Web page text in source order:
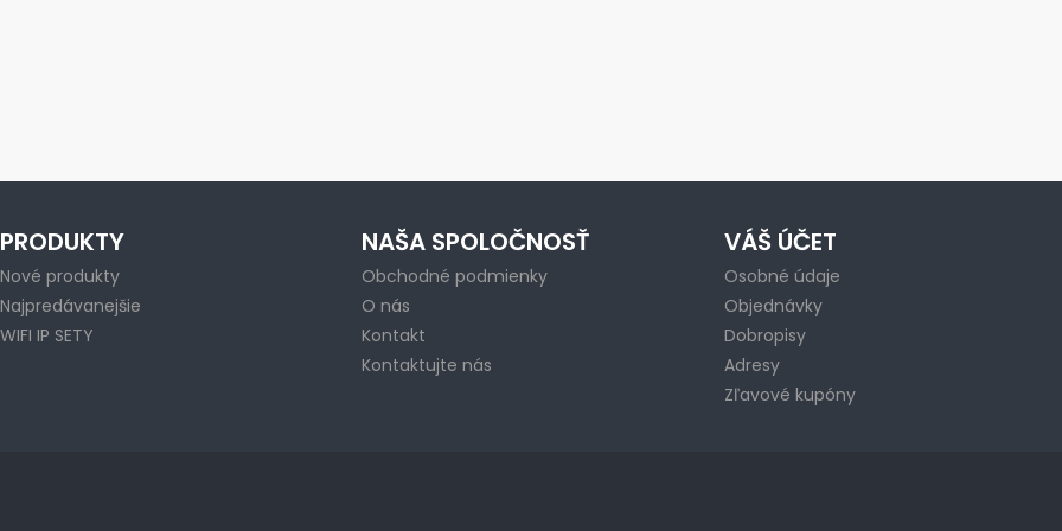
PRODUKTY
Nové produkty
Najpredávanejšie
WIFI IP SETY
NAŠA SPOLOČNOSŤ
Obchodné podmienky
O nás
Kontakt
Kontaktujte nás
VÁŠ ÚČET
Osobné údaje
Objednávky
Dobropisy
Adresy
Zľavové kupóny